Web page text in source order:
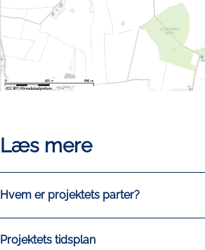
Læs mere
Hvem er projektets parter?
Projektets tidsplan